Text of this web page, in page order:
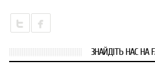
ЗНАЙДІТЬ НАС НА